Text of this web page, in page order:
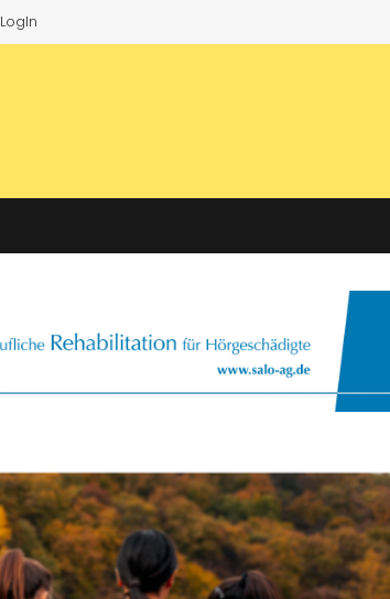
LogIn